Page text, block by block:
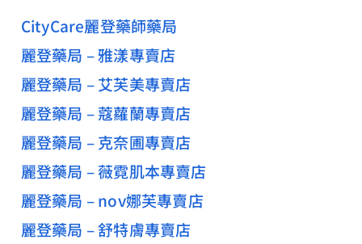
CityCare麗登藥師藥局
麗登藥局 – 雅漾專賣店
麗登藥局 – 艾芙美專賣店
麗登藥局 – 蔻蘿蘭專賣店
麗登藥局 – 克奈圃專賣店
麗登藥局 – 薇霓肌本專賣店
麗登藥局 – nov娜芙專賣店
麗登藥局 – 舒特膚專賣店